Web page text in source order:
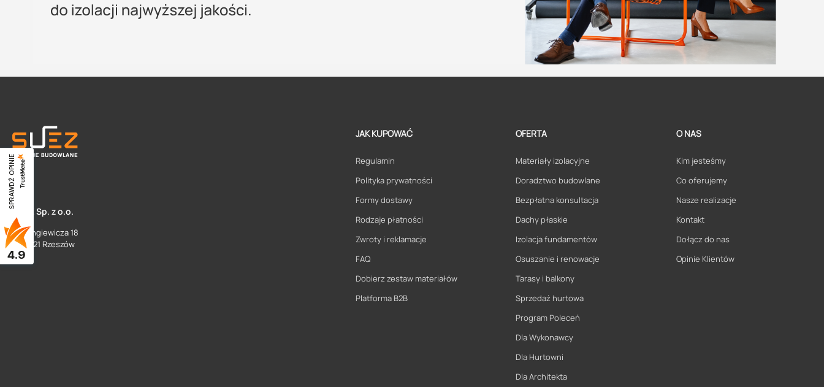
SUEZ Sp. z o.o.
ul. Langiewicza 18
35 - 021 Rzeszów
JAK KUPOWAĆ
Regulamin
Polityka prywatności
Formy dostawy
Rodzaje płatności
Zwroty i reklamacje
FAQ
Dobierz zestaw materiałów
Platforma B2B
OFERTA
Materiały izolacyjne
Doradztwo budowlane
Bezpłatna konsultacja
Dachy płaskie
Izolacja fundamentów
Osuszanie i renowacje
Tarasy i balkony
Sprzedaż hurtowa
Program Poleceń
Dla Wykonawcy
Dla Hurtowni
Dla Architekta
O NAS
Kim jesteśmy
Co oferujemy
Nasze realizacje
Kontakt
Dołącz do nas
Opinie Klientów
SPRAWDŹ OPINIE
4.9